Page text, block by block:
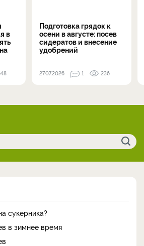
в
Подготовка грядок к
осени в августе: посев
сидератов и внесение
удобрений
27.07.2026 1 236
сукерника?
в зимнее время